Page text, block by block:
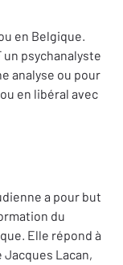
en Belgique.
un psychanalyste
analyse ou pour
en libéral avec
a pour but
du
Elle répond à
Lacan,